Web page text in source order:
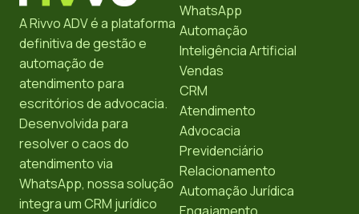
A Rivvo ADV é a plataforma
definitiva de gestão e
automação de
atendimento para
escritórios de advocacia.
Desenvolvida para
resolver o caos do
atendimento via
WhatsApp, nossa solução
integra um CRM jurídico
WhatsApp
Automação
Inteligência Artificial
Vendas
CRM
Atendimento
Advocacia
Previdenciário
Relacionamento
Automação Jurídica